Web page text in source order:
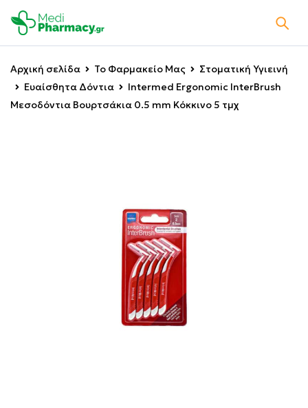
Αρχική σελίδα Το Φαρμακείο Μας
Στοματική Υγιεινή
Ευαίσθητα Δόντια
Intermed Ergonomic InterBrush
Μεσοδόντια Βουρτσάκια 0.5 mm Κόκκινο 5 τμχ